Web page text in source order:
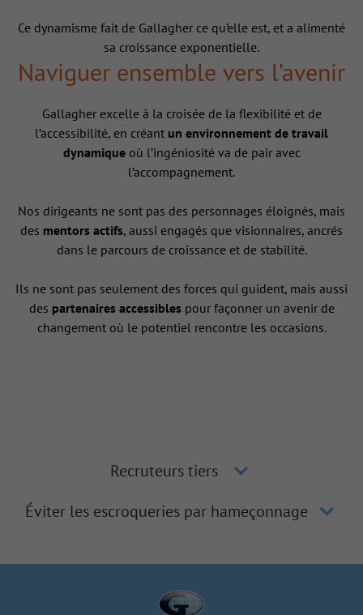
Ce dynamisme fait de Gallagher ce qu’elle est, et a alimenté
sa croissance exponentielle.
Naviguer ensemble vers l’avenir
Gallagher excelle à la croisée de la flexibilité et de
l’accessibilité, en créant un environnement de travail
dynamique où l’ingéniosité va de pair avec
l’accompagnement.
Nos dirigeants ne sont pas des personnages éloignés, mais
des mentors actifs, aussi engagés que visionnaires, ancrés
dans le parcours de croissance et de stabilité.
Ils ne sont pas seulement des forces qui guident, mais aussi
des partenaires accessiblespour façonner un avenir de
changement où le potentiel rencontre les occasions.
Recruteurs tiers
Éviter les escroqueries par hameçonnage